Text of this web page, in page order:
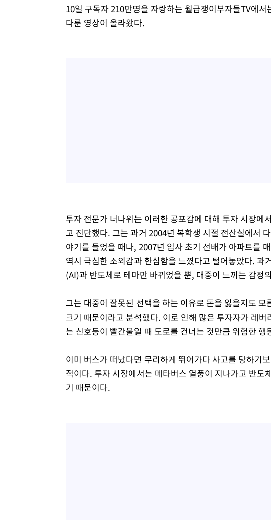
10일 구독자 210만명을 자랑하는 월급쟁이부자들TV에
다룬 영상이 올라왔다.
투자 전문가 너나위는 이러한 공포감에 대해 투자 시장에
고 진단했다. 그는 과거 2004년 복학생 시절 전산실에서
야기를 들었을 때나, 2007년 입사 초기 선배가 아파트를
역시 극심한 소외감과 한심함을 느꼈다고 털어놓았다. 과
(AI)과 반도체로 테마만 바뀌었을 뿐, 대중이 느끼는 감정
그는 대중이 잘못된 선택을 하는 이유로 돈을 잃을지도
크기 때문이라고 분석했다. 이로 인해 많은 투자자가 레
는 신호등이 빨간불일 때 도로를 건너는 것만큼 위험한 행
이미 버스가 떠났다면 무리하게 뛰어가다 사고를 당하기
적이다. 투자 시장에서는 메타버스 열풍이 지나가고 반도
기 때문이다.